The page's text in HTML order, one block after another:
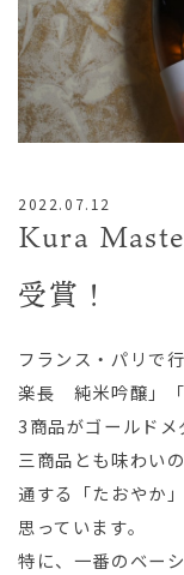
2022.07.12
Kura
受賞！
フランス・パリで
楽長 純米吟醸」
3商品がゴールドメ
三商品とも味わい
通する「たおやか
思っています。
特に、一番のベー